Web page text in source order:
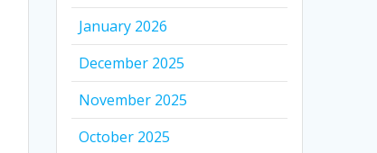
January 2026
December 2025
November 2025
October 2025